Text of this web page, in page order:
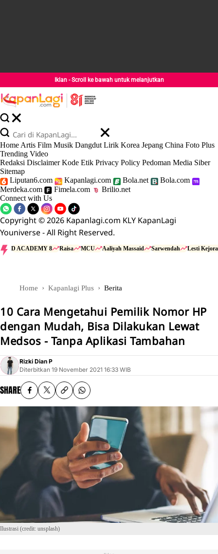
Iklan - Scroll ke bawah untuk melanjutkan
Home Artis Film Musik Dangdut Lirik Korea Jepang China Foto Plus
Trending Video
Redaksi Disclaimer Kode Etik Privacy Policy Pedoman Media Siber
Sitemap
Liputan6.com
Kapanlagi.com Bola.net
Bola.com
Merdeka.com
Fimela.com
Brilio.net
Connect with Us
Copyright © 2026 Kapanlagi.com KLY KapanLagi
Youniverse - All Right Reserved.
D ACADEMY 8 Raisa MCU Aaliyah Massaid Sarwendah Lesti Kejora
Home Kapanlagi Plus Berita
10 Cara Mengetahui Pemilik Nomor HP
dengan Mudah, Bisa Dilakukan Lewat
Medsos - Tanpa Aplikasi Tambahan
Rizki Dian P
Diterbitkan 19 November 2021 16:33 WIB
SHARE
Ilustrasi (credit: unsplash)